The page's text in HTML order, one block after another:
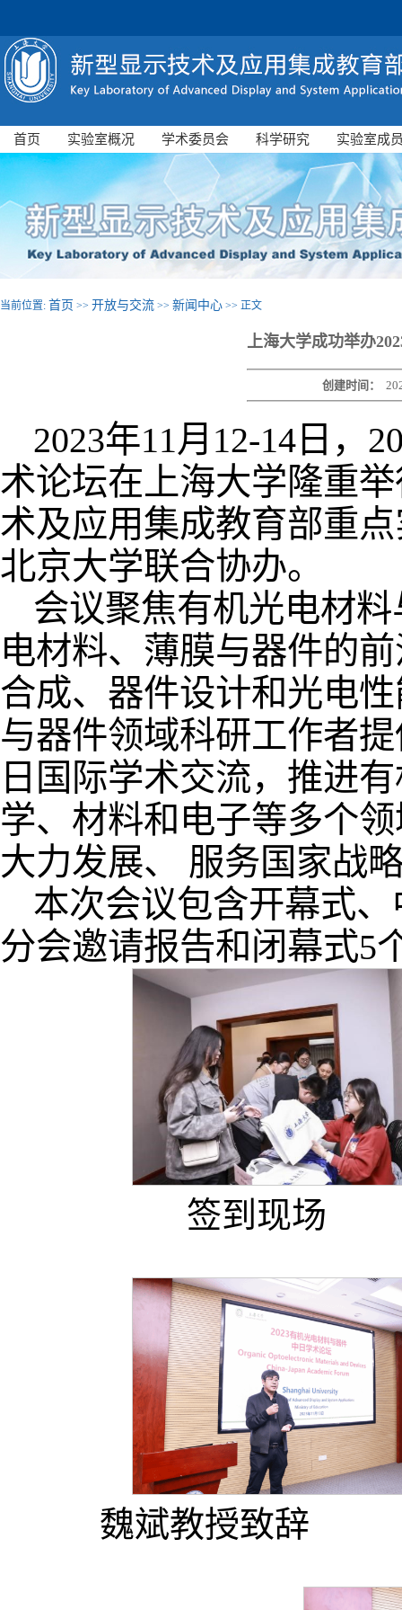
首页 实验室概况 学术委员会 科学研究 实验室成
当前位置: 首页 >> 开放与交流 >> 新闻中心 >> 正文
上海大学成功举办
创建时间：
2023年11月12-14日，
术论坛在上海大学隆重
术及应用集成教育部重
北京大学联合协办。
会议聚焦有机光电材
电材料、薄膜与器件的
合成、器件设计和光电
与器件领域科研工作者
日国际学术交流，推进
学、材料和电子等多个
大力发展、 服务国家战
本次会议包含开幕式
分会邀请报告和闭幕式5
签到现
魏斌教授致